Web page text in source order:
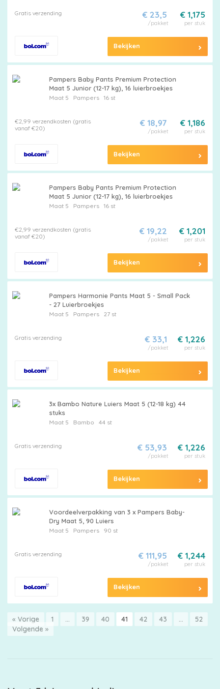
Gratis verzending € 1,175
per stuk
€ 23,5
/pakket
Bekijken
Pampers Baby Pants Premium Protection
Maat 5 Junior (12-17 kg), 16 luierbroekjes
Maat 5 Pampers16 st
€2,99 verzendkosten (gratis
vanaf €20)
€ 1,186
per stuk
€ 18,97
/pakket
Bekijken
Pampers Baby Pants Premium Protection
Maat 5 Junior (12-17 kg), 16 luierbroekjes
Maat 5 Pampers16 st
€2,99 verzendkosten (gratis
vanaf €20)
€ 1,201
per stuk
€ 19,22
/pakket
Bekijken
Pampers Harmonie Pants Maat 5 - Small Pack
- 27 Luierbroekjes
Maat 5 Pampers27 st
Gratis verzending € 1,226
per stuk
€ 33,1
/pakket
Bekijken
3x Bambo Nature Luiers Maat 5 (12-18 kg) 44
stuks
Maat 5 Bambo 44 st
Gratis verzending € 1,226
per stuk
€ 53,93
/pakket
Bekijken
Voordeelverpakking van 3 x Pampers Baby-
Dry Maat 5, 90 Luiers
Maat 5 Pampers90 st
Gratis verzending € 1,244
per stuk
€ 111,95
/pakket
Bekijken
« Vorige 1 … 39 40 41 42 43 …
52
Volgende »